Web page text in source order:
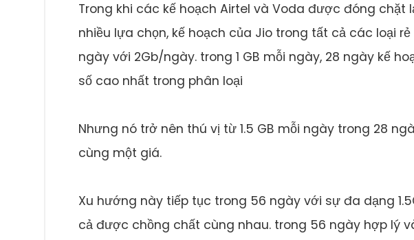
Trong khi các kế hoạch Airtel và Voda được đóng chặt
nhiều lựa chọn, kế hoạch của Jio trong tất cả các loại
ngày với 2Gb/ngày. trong 1 GB mỗi ngày, 28 ngày kế
số cao nhất trong phân loại
Nhưng nó trở nên thú vị từ 1.5 GB mỗi ngày trong 28
cùng một giá.
Xu hướng này tiếp tục trong 56 ngày với sự đa dạng
cả được chồng chất cùng nhau. trong 56 ngày hợp lý